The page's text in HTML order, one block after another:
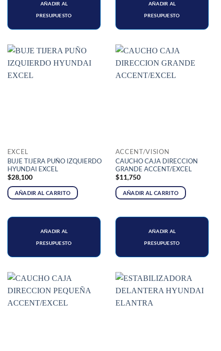
AÑADIR AL
PRESUPUESTO
AÑADIR AL
PRESUPUESTO
EXCEL
BUJE TIJERA PUÑO IZQUIERDO
HYUNDAI EXCEL
$28,100
AÑADIR AL CARRITO
AÑADIR AL
PRESUPUESTO
ACCENT/VISION
CAUCHO CAJA DIRECCION
GRANDE ACCENT/EXCEL
$11,750
AÑADIR AL CARRITO
AÑADIR AL
PRESUPUESTO